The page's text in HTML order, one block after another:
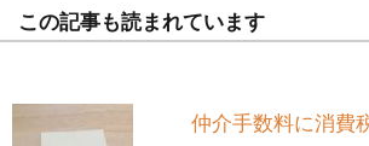
この記事も読まれています
仲介手数料に消費